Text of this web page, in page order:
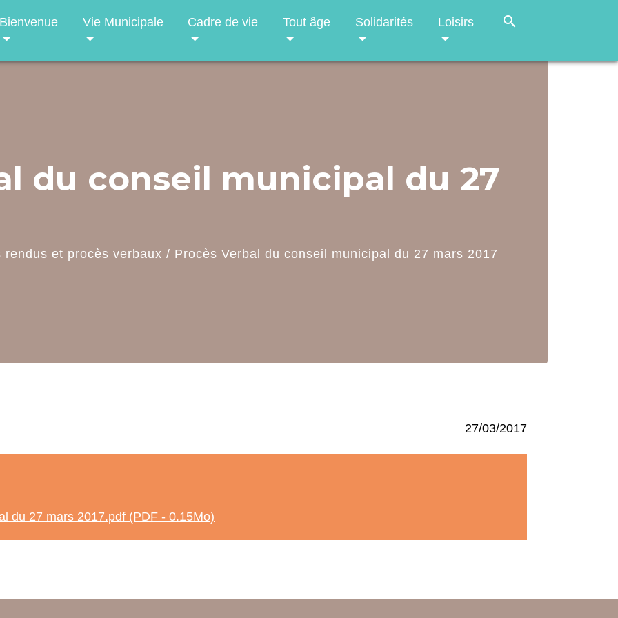
Bienvenue Vie Municipale Cadre de vie Tout âge Solidarités Loisirs search
du conseil municipal du 27
rendus et procès verbaux / Procès Verbal du conseil municipal du 27 mars 2017
27/03/2017
du 27 mars 2017.pdf (PDF - 0.15Mo)